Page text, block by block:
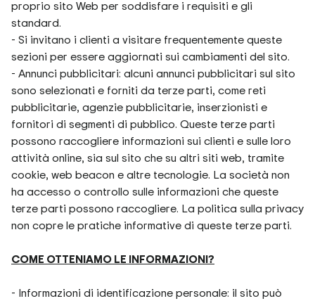
proprio sito Web per soddisfare i requisiti e gli
standard.
- Si invitano i clienti a visitare frequentemente queste
sezioni per essere aggiornati sui cambiamenti del sito.
- Annunci pubblicitari: alcuni annunci pubblicitari sul sito
sono selezionati e forniti da terze parti, come reti
pubblicitarie, agenzie pubblicitarie, inserzionisti e
fornitori di segmenti di pubblico. Queste terze parti
possono raccogliere informazioni sui clienti e sulle loro
attività online, sia sul sito che su altri siti web, tramite
cookie, web beacon e altre tecnologie. La società non
ha accesso o controllo sulle informazioni che queste
terze parti possono raccogliere. La politica sulla privacy
non copre le pratiche informative di queste terze parti.
COME OTTENIAMO LE INFORMAZIONI?
- Informazioni di identificazione personale: il sito può